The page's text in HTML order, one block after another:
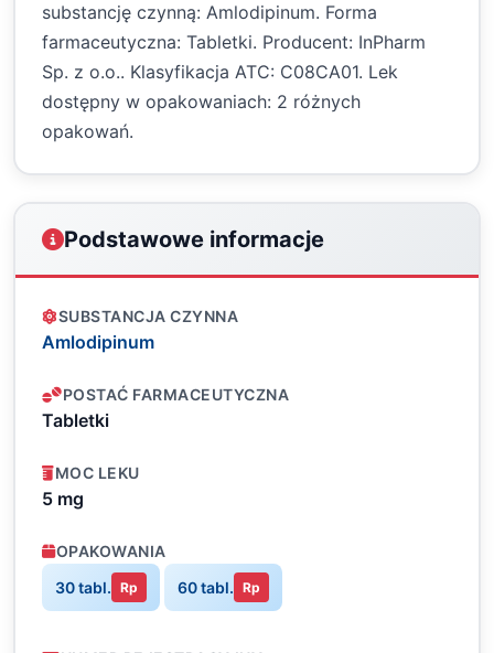
substancję czynną: Amlodipinum. Forma
farmaceutyczna: Tabletki. Producent: InPharm
Sp. z o.o.. Klasyfikacja ATC: C08CA01. Lek
dostępny w opakowaniach: 2 różnych
opakowań.
Podstawowe informacje
SUBSTANCJA CZYNNA
Amlodipinum
POSTAĆ FARMACEUTYCZNA
Tabletki
MOC LEKU
5 mg
OPAKOWANIA
30 tabl. Rp 60 tabl. Rp